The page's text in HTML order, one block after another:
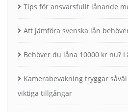
Tips för ansvarsfullt lånande
Att jämföra svenska lån
Behöver du låna 10000 kr nu?
Kamerabevakning tryggar
viktiga tillgångar